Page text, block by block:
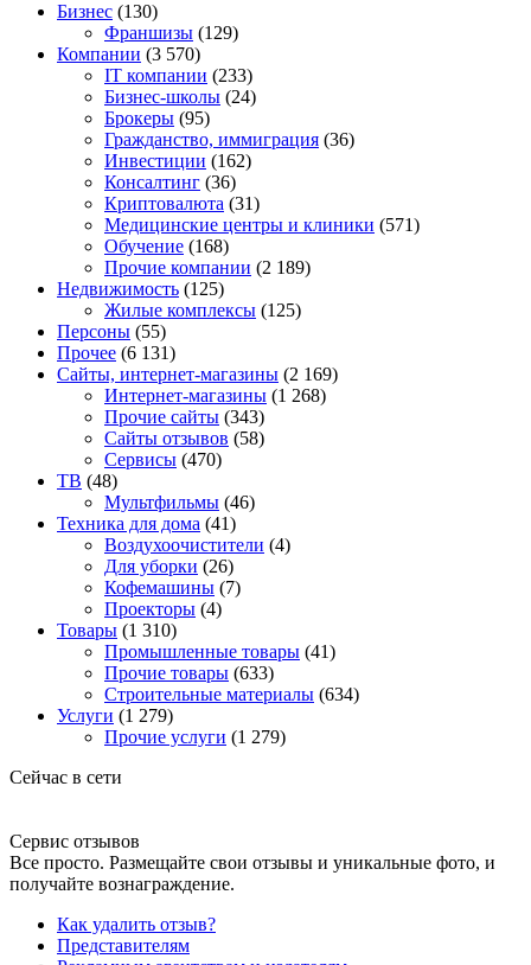
Бизнес (130)
Франшизы (129)
Компании (3 570)
IT компании (233)
Бизнес-школы (24)
Брокеры (95)
Гражданство, иммиграция (36)
Инвестиции (162)
Консалтинг (36)
Криптовалюта (31)
Медицинские центры и клиники (571)
Обучение (168)
Прочие компании (2 189)
Недвижимость (125)
Жилые комплексы (125)
Персоны (55)
Прочее (6 131)
Сайты, интернет-магазины (2 169)
Интернет-магазины (1 268)
Прочие сайты (343)
Сайты отзывов (58)
Сервисы (470)
ТВ (48)
Мультфильмы (46)
Техника для дома (41)
Воздухоочистители (4)
Для уборки (26)
Кофемашины (7)
Проекторы (4)
Товары (1 310)
Промышленные товары (41)
Прочие товары (633)
Строительные материалы (634)
Услуги (1 279)
Прочие услуги (1 279)
Сейчас в сети
Сервис отзывов
Все просто. Размещайте свои отзывы и уникальные фото, и
получайте вознаграждение.
Как удалить отзыв?
Представителям